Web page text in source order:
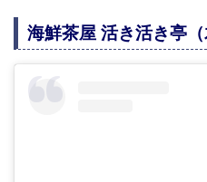
海鮮茶屋 活き活き亭（